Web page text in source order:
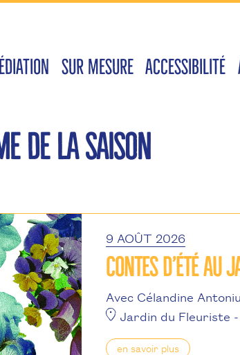
SUR MESURE ACCESSIBILITÉ
DE LA SAISON
9 AOÛT 2026
CONTES D’ÉTÉ AU
Avec Célandine
Jardin du Fleuriste
en savoir plus